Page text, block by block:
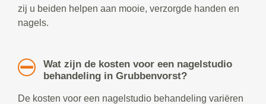
zij u beiden helpen aan mooie, verzorgde handen en
nagels.
Wat zijn de kosten voor een nagelstudio
behandeling in Grubbenvorst?
De kosten voor een nagelstudio behandeling variëren